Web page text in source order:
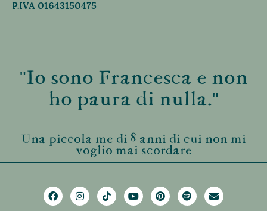
P.IVA 01643150475
"Io sono Francesca e non
ho paura di nulla."
Una piccola me di 8 anni di cui non mi
voglio mai scordare